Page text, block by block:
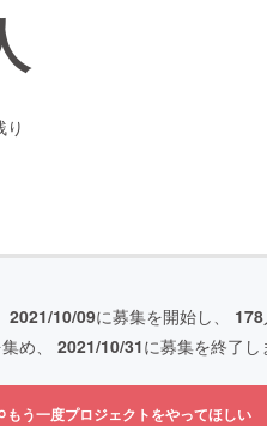
り
2021/10/09に募集を開始し、 178
め、 2021/10/31に募集を終了し
もう一度プロジェクトをやってほしい